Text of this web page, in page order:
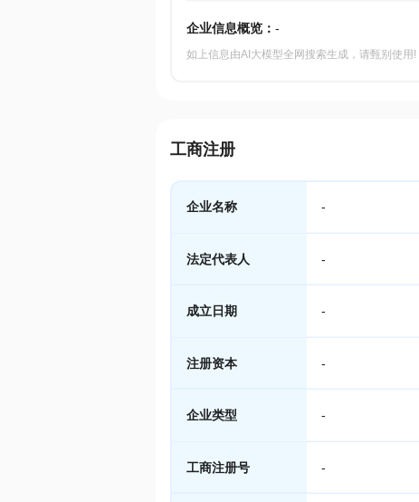
企业信息概览： -
如上信息由AI大模型全网搜索生成，请甄别使用!
工商注册
企业名称 -
法定代表人 -
成立日期 -
注册资本 -
企业类型 -
工商注册号 -